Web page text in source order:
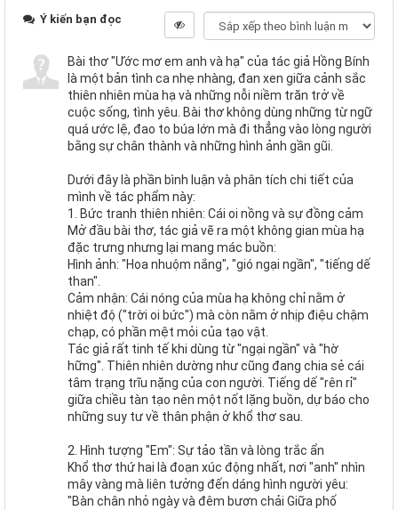
Ý kiến bạn đọc
Bài thơ "Ước mơ em anh và hạ" của tác giả Hồng Bính
là một bản tình ca nhẹ nhàng, đan xen giữa cảnh sắc
thiên nhiên mùa hạ và những nỗi niềm trăn trở về
cuộc sống, tình yêu. Bài thơ không dùng những từ ngữ
quá ước lệ, đao to búa lớn mà đi thẳng vào lòng người
bằng sự chân thành và những hình ảnh gần gũi.
Dưới đây là phần bình luận và phân tích chi tiết của
mình về tác phẩm này:
1. Bức tranh thiên nhiên: Cái oi nồng và sự đồng cảm
Mở đầu bài thơ, tác giả vẽ ra một không gian mùa hạ
đặc trưng nhưng lại mang mác buồn:
Hình ảnh: "Hoa nhuộm nắng", "gió ngại ngần", "tiếng dế
than".
Cảm nhận: Cái nóng của mùa hạ không chỉ nằm ở
nhiệt độ ("trời oi bức") mà còn nằm ở nhịp điệu chậm
chạp, có phần mệt mỏi của tạo vật.
Tác giả rất tinh tế khi dùng từ "ngại ngần" và "hờ
hững". Thiên nhiên dường như cũng đang chia sẻ cái
tâm trạng trĩu nặng của con người. Tiếng dế "rên rỉ"
giữa chiều tàn tạo nên một nốt lặng buồn, dự báo cho
những suy tư về thân phận ở khổ thơ sau.
2. Hình tượng "Em": Sự tảo tần và lòng trắc ẩn
Khổ thơ thứ hai là đoạn xúc động nhất, nơi "anh" nhìn
mây vàng mà liên tưởng đến dáng hình người yêu:
"Bàn chân nhỏ ngày và đêm bươn chải Giữa phố